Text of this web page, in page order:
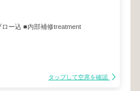
ロー込 ■内部補修treatment
タップして空席を確認